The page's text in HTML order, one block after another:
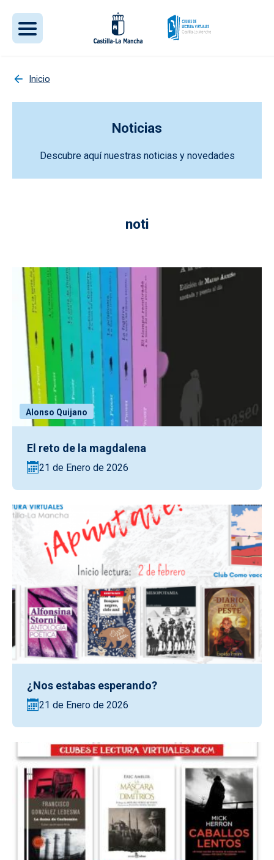
Inicio
Noticias
Descubre aquí nuestras noticias y novedades
noti
Alonso Quijano
El reto de la magdalena
21 de Enero de 2026
¿Nos estabas esperando?
21 de Enero de 2026